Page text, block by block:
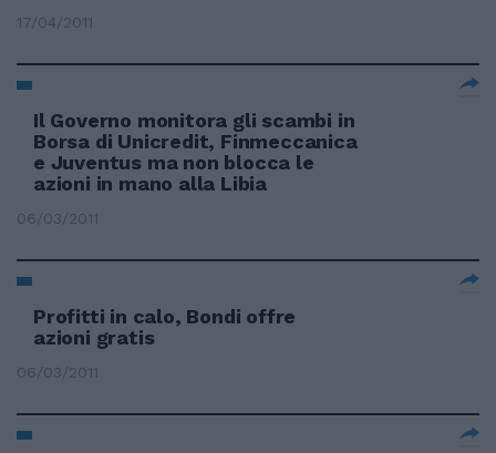
17/04/2011
Il Governo monitora gli scambi in
Borsa di Unicredit, Finmeccanica
e Juventus ma non blocca le
azioni in mano alla Libia
06/03/2011
Profitti in calo, Bondi offre
azioni gratis
06/03/2011